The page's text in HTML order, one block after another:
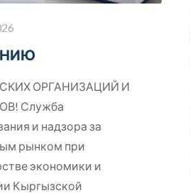
ОРГАНИЗАЦИЙ И
Служба
и надзора за
рынком при
экономики и
Кыргызской